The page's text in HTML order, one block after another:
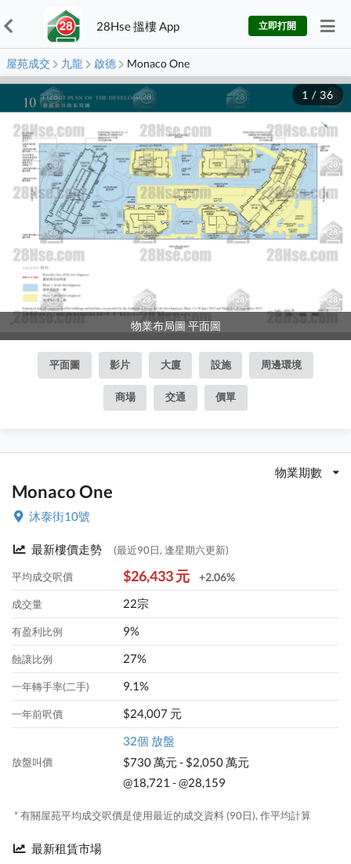
28Hse 搵樓 App 立即打開
屋苑成交 九龍 啟德 Monaco One
物業布局圖 平面圖
1 / 36
平面圖 影片 大廈 設施 周邊環境
商場 交通 價單
物業期數
Monaco One
沐泰街10號
最新樓價走勢 (最近90日, 逢星期六更新)
平均成交呎價 $26,433 元 +2.06%
成交量 22宗
有盈利比例 9%
蝕讓比例 27%
一年轉手率(二手) 9.1%
一年前呎價 $24,007 元
放盤叫價
32個 放盤
$730 萬元 - $2,050 萬元
@18,721 - @28,159
* 有關屋苑平均成交呎價是使用最近的成交資料 (90日), 作平均計算
最新租賃市場